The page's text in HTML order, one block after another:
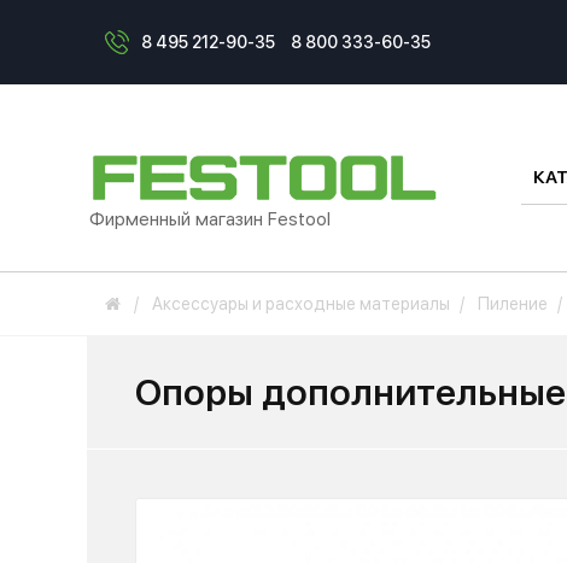
8 495 212-90-35 8 800 333-60-35
Фирменный магазин Festool
Аксессуары и расходные материалы Пиление
Опоры дополнительные